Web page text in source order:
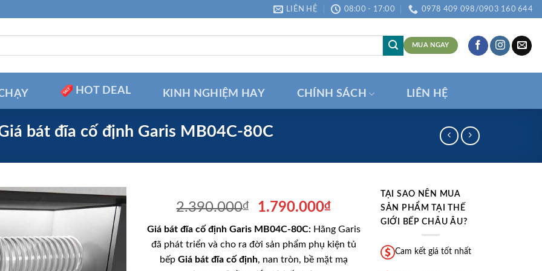
LIÊN HỆ 08:00 - 17:00 0978 409 098/0903 160 644
MUA NGAY
HOT DEAL KINH NGHIỆM HAY CHÍNH SÁCH LIÊN HỆ
bát đĩa cố định Garis MB04C-80C
2.390.000₫
Giá
là:
2.390.000₫.
1.790.000₫Giá
tại
là:
1.790.000₫.
Giá bát đĩa cố định Garis MB04C-80C:Hãng Garis
đã phát triển và cho ra đời sản phẩm phụ kiện tủ
bếp Giá bát đĩa cố định, nan tròn, bề mặt mạ
TẠI SAO NÊN MUA
SẢN PHẨM TẠI THẾ
GIỚI BẾP CHÂU ÂU?
Cam kết giá tốt nhất